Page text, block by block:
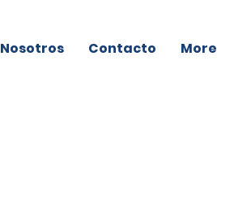
Nosotros Contacto More